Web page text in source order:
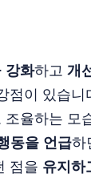
강화하고 개
점이 있습니
율하는 모
동을 언급하
점을 유지하